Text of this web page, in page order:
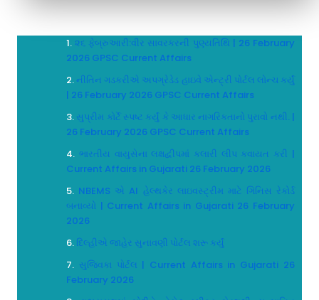
૨૬ ફેબ્રુઆરી:વીર સાવરકરની પુણ્યતિથિ | 26 February
2026 GPSC Current Affairs
નીતિન ગડકરીએ અપગ્રેડેડ હાઇવે એન્ટ્રી પોર્ટલ લોન્ચ કર્યું
| 26 February 2026 GPSC Current Affairs
સુપ્રીમ કોર્ટે સ્પષ્ટ કર્યું કે આધાર નાગરિકતાનો પુરાવો નથી. |
26 February 2026 GPSC Current Affairs
ભારતીય વાયુસેના લક્ષદ્વીપમાં કલારી લીપ કવાયત કરી |
Current Affairs in Gujarati 26 February 2026
NBEMS એ AI હેલ્થકેર લાઇવસ્ટ્રીમ માટે ગિનિસ રેકોર્ડ
બનાવ્યો | Current Affairs in Gujarati 26 February
2026
દિલ્હીએ જાહેર સુનાવણી પોર્ટલ શરૂ કર્યું
સુજ્વિકા પોર્ટલ | Current Affairs in Gujarati 26
February 2026